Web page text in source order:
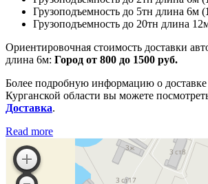
Грузоподъемность до 5тн длина 6м (
Грузоподъемность до 20тн длина
Ориентировочная стоимость доставки
длина 6м: Город от 800 до 1500 руб.
Более подробную информацию о
Курганской области вы можете
Доставка.
Read more